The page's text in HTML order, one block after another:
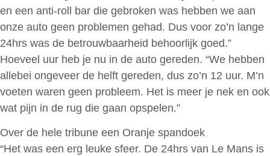
en een anti-roll bar die gebroken was hebben we aan
onze auto geen problemen gehad. Dus voor zo’n lange
24hrs was de betrouwbaarheid behoorlijk goed.”
Hoeveel uur heb je nu in de auto gereden. “We hebben
allebei ongeveer de helft gereden, dus zo’n 12 uur. M’n
voeten waren geen probleem. Het is meer je nek en ook
wat pijn in de rug die gaan opspelen.”
Over de hele tribune een Oranje spandoek
“Het was een erg leuke sfeer. De 24hrs van Le Mans is